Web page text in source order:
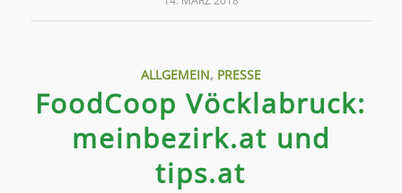
ALLGEMEIN, PRESSE
FoodCoop Vöcklabruck:
meinbezirk.at und
tips.at